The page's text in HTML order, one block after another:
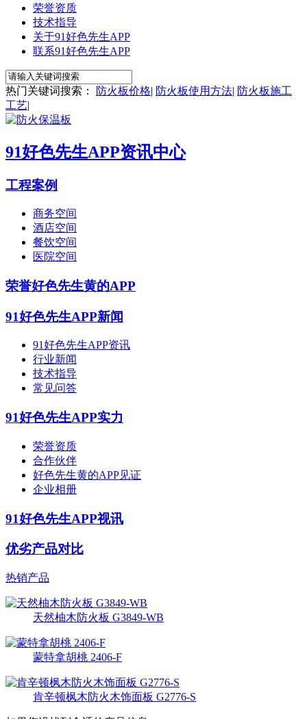
荣誉资质
技术指导
关于91好色先生APP
联系91好色先生APP
热门关键词搜索： 防火板价格| 防火板使用方法| 防火板施工
工艺|
91好色先生APP资讯中心
工程案例
商务空间
酒店空间
餐饮空间
医院空间
荣誉好色先生黄的APP
91好色先生APP新闻
91好色先生APP资讯
行业新闻
技术指导
常见问答
91好色先生APP实力
荣誉资质
合作伙伴
好色先生黄的APP见证
企业相册
91好色先生APP视讯
优劣产品对比
热销产品
天然柚木防火板 G3849-WB
蒙特拿胡桃 2406-F
肯辛顿枫木防火木饰面板 G2776-S